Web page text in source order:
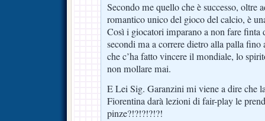
Secondo me quello che è successo, oltre
romantico unico del gioco del calcio, è
Così i giocatori imparano a non fare finta
secondi ma a correre dietro alla palla
che c’ha fatto vincere il mondiale, lo
non mollare mai.
E Lei Sig. Garanzini mi viene a dire che
Fiorentina darà lezioni di fair-play le
pinze?!?!?!?!?!